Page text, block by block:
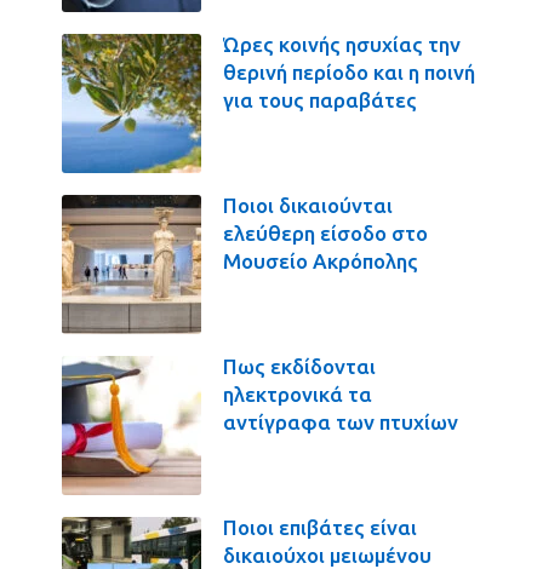
Ώρες κοινής ησυχίας την
θερινή περίοδο και η ποινή
για τους παραβάτες
Ποιοι δικαιούνται
ελεύθερη είσοδο στο
Μουσείο Ακρόπολης
Πως εκδίδονται
ηλεκτρονικά τα
αντίγραφα των πτυχίων
Ποιοι επιβάτες είναι
δικαιούχοι μειωμένου